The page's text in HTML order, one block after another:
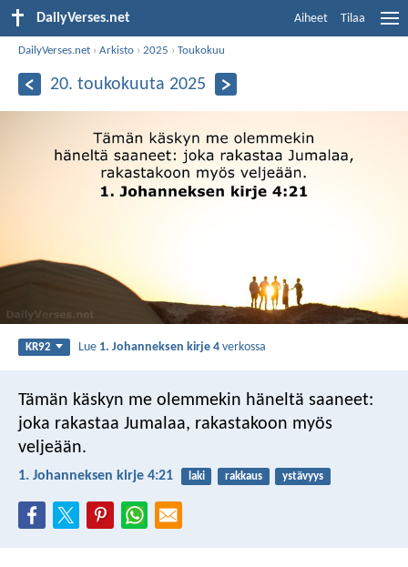
DailyVerses.net Aiheet Tilaa
DailyVerses.net ›Arkisto ›2025 ›Toukokuu
20. toukokuuta 2025
KR92 Lue 1. Johanneksen kirje 4 verkossa
Tämän käskyn me olemmekin häneltä saaneet:
joka rakastaa Jumalaa, rakastakoon myös
veljeään.
1. Johanneksen kirje 4:21 laki rakkaus ystävyys